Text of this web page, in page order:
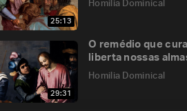
25:13
Homilia Dominical
29:31
O remédio que
liberta nossas
Homilia Dominical